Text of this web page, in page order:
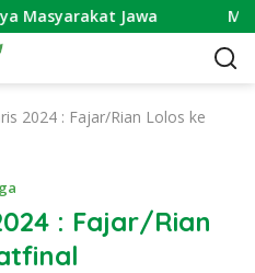
Jawa Makna
2024 : Fajar/Rian Lolos ke
: Fajar/Rian